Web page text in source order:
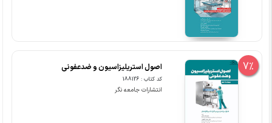
7% اصول استریلیزاسیون و ضدعفونی
کد کتاب : 188126
انتشارات جامعه نگر